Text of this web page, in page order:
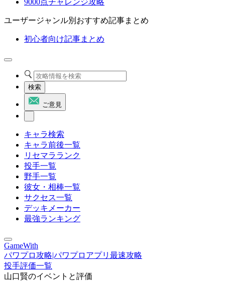
9000点チャレンジ攻略
ユーザージャンル別おすすめ記事まとめ
初心者向け記事まとめ
検索
ご意見
キャラ検索
キャラ前後一覧
リセマラランク
投手一覧
野手一覧
彼女・相棒一覧
サクセス一覧
デッキメーカー
最強ランキング
GameWith
パワプロ攻略|パワプロアプリ最速攻略
投手評価一覧
山口賢のイベントと評価